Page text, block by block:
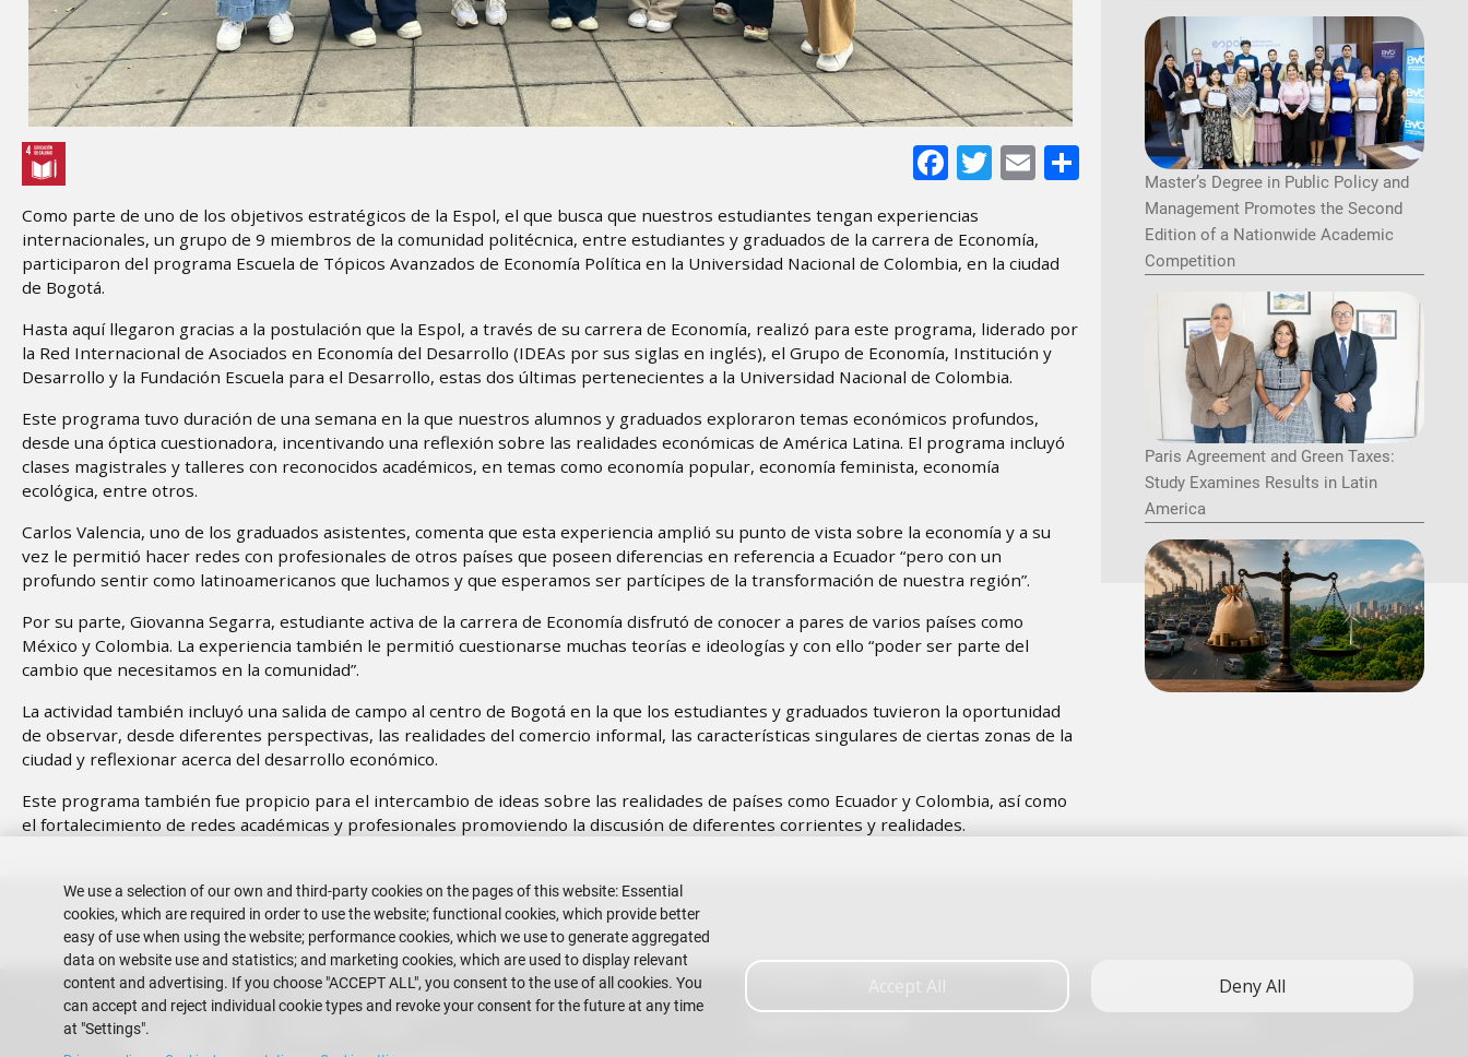
Facebook
Twitter
EmailShare
Como parte de uno de los objetivos estratégicos de la Espol, el que busca que nuestros estudiantes tengan experiencias
internacionales, un grupo de 9 miembros de la comunidad politécnica, entre estudiantes y graduados de la carrera de Economía,
participaron del programa Escuela de Tópicos Avanzados de Economía Política en la Universidad Nacional de Colombia, en la ciudad
de Bogotá.
Hasta aquí llegaron gracias a la postulación que la Espol, a través de su carrera de Economía, realizó para este programa, liderado por
la Red Internacional de Asociados en Economía del Desarrollo (IDEAs por sus siglas en inglés), el Grupo de Economía, Institución y
Desarrollo y la Fundación Escuela para el Desarrollo, estas dos últimas pertenecientes a la Universidad Nacional de Colombia.
Este programa tuvo duración de una semana en la que nuestros alumnos y graduados exploraron temas económicos profundos,
desde una óptica cuestionadora, incentivando una reflexión sobre las realidades económicas de América Latina. El programa incluyó
clases magistrales y talleres con reconocidos académicos, en temas como economía popular, economía feminista, economía
ecológica, entre otros.
Carlos Valencia, uno de los graduados asistentes, comenta que esta experiencia amplió su punto de vista sobre la economía y a su
vez le permitió hacer redes con profesionales de otros países que poseen diferencias en referencia a Ecuador “pero con un
profundo sentir como latinoamericanos que luchamos y que esperamos ser partícipes de la transformación de nuestra región”.
Por su parte, Giovanna Segarra, estudiante activa de la carrera de Economía disfrutó de conocer a pares de varios países como
México y Colombia. La experiencia también le permitió cuestionarse muchas teorías e ideologías y con ello “poder ser parte del
cambio que necesitamos en la comunidad”.
La actividad también incluyó una salida de campo al centro de Bogotá en la que los estudiantes y graduados tuvieron la oportunidad
de observar, desde diferentes perspectivas, las realidades del comercio informal, las características singulares de ciertas zonas de la
ciudad y reflexionar acerca del desarrollo económico.
Este programa también fue propicio para el intercambio de ideas sobre las realidades de países como Ecuador y Colombia, así como
el fortalecimiento de redes académicas y profesionales promoviendo la discusión de diferentes corrientes y realidades.
Master’s Degree in Public Policy and
Management Promotes the Second
Edition of a Nationwide Academic
Competition
Paris Agreement and Green Taxes:
Study Examines Results in Latin
America
Escuela Superior Politécnica del Litoral
Gustavo Galindo Campus
We use a selection of our own and third-party cookies on the pages of this website: Essential
cookies, which are required in order to use the website; functional cookies, which provide better
easy of use when using the website; performance cookies, which we use to generate aggregated
data on website use and statistics; and marketing cookies, which are used to display relevant
content and advertising. If you choose "ACCEPT ALL", you consent to the use of all cookies. You
can accept and reject individual cookie types and revoke your consent for the future at any time
at "Settings".
Deny All
Accept All